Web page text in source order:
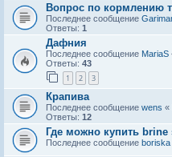
Вопрос по кормлению
Последнее сообщение
Ответы: 1
Дафния
Последнее сообщение MariaS
Ответы: 43
1 2 3
Крапива
Последнее сообщение wens «
Ответы: 12
Где можно купить
Последнее сообщение boriska